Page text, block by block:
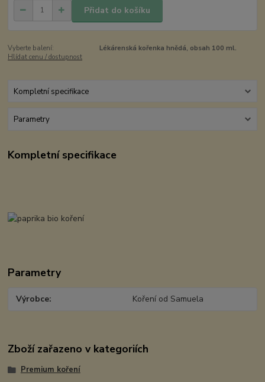
Přidat do košíku
Vyberte balení:
Lékárenská kořenka hnědá, obsah 100 ml.
Hlídat cenu / dostupnost
Kompletní specifikace
Parametry
Kompletní specifikace
Parametry
Výrobce Koření od Samuela
Zboží zařazeno v kategoriích
Premium koření